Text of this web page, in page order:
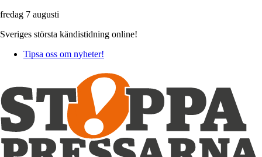
fredag 7 augusti
Sveriges största kändistidning online!
Tipsa oss om nyheter!